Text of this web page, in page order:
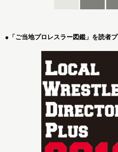
●「ご当地プロレスラー図鑑」を読者プ